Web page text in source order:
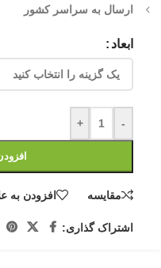
ارسال به سراسر کشور
ابعاد
-
+
مقایسه افزودن به
اشتراک گذاری: